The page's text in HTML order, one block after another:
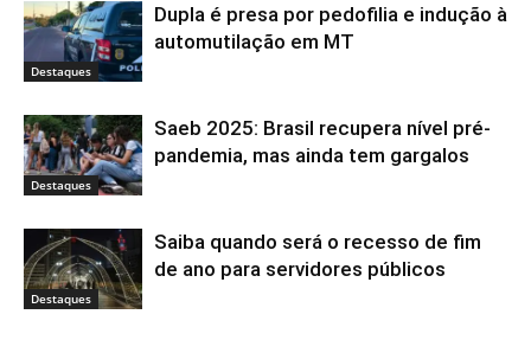
Destaques
Dupla é presa por pedofilia e indução à
automutilação em MT
Destaques
Saeb 2025: Brasil recupera nível pré-
pandemia, mas ainda tem gargalos
Destaques
Saiba quando será o recesso de fim
de ano para servidores públicos